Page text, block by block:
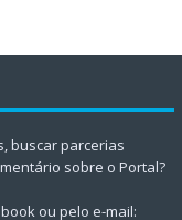
buscar parcerias
sobre o Portal?
ou pelo e-mail: